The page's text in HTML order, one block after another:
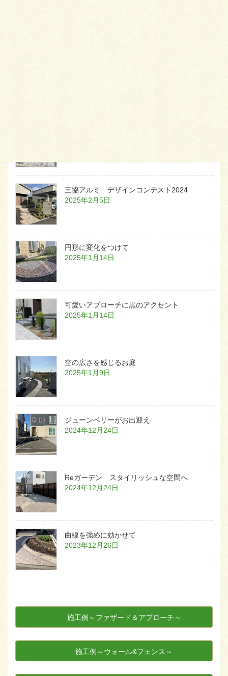
三協アルミ デザインコンテスト2024
2025年2月5日
円形に変化をつけて
2025年1月14日
可愛いアプローチに黒のアクセント
2025年1月14日
空の広さを感じるお庭
2025年1月9日
ジューンベリーがお出迎え
2024年12月24日
Reガーデン スタイリッシュな空間へ
2024年12月24日
曲線を強めに効かせて
2023年12月26日
施工例～ファザード＆アプローチ～
施工例～ウォール&フェンス～